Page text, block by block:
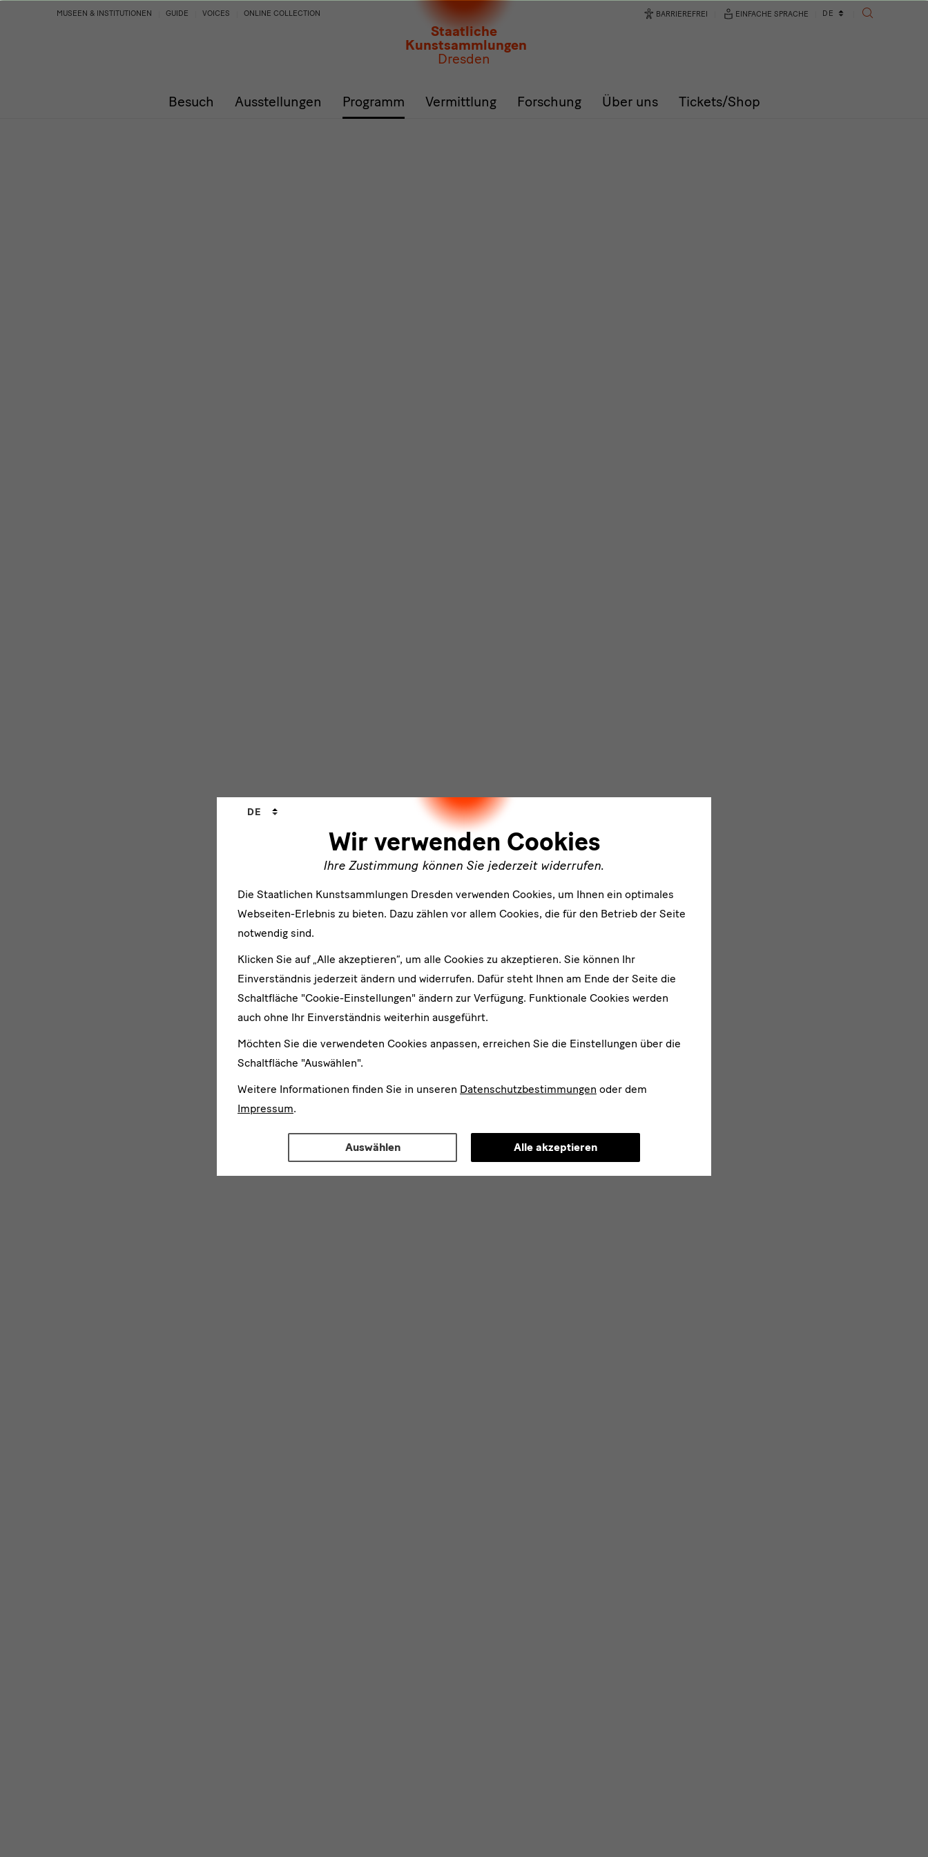
Staatliche
Kunstsammlungen
Dresden
Programm
Besuch Ausstellungen Programm Vermittlung Forschung Über uns Tickets/Shop
MUSEEN & INSTITUTIONEN GUIDE VOICES ONLINE COLLECTION BARRIEREFREI EINFACHE SPRACHE
Sprachwechsler
DE
SUCHE
Wir verwenden Cookies
Ihre Zustimmung können Sie jederzeit widerrufen.
Sprachwechsler
DE
Die Staatlichen Kunstsammlungen Dresden verwenden Cookies, um Ihnen ein optimales
Webseiten-Erlebnis zu bieten. Dazu zählen vor allem Cookies, die für den Betrieb der Seite
notwendig sind.
Klicken Sie auf „Alle akzeptieren“, um alle Cookies zu akzeptieren. Sie können Ihr
Einverständnis jederzeit ändern und widerrufen. Dafür steht Ihnen am Ende der Seite die
Schaltfläche "Cookie-Einstellungen" ändern zur Verfügung. Funktionale Cookies werden
auch ohne Ihr Einverständnis weiterhin ausgeführt.
Möchten Sie die verwendeten Cookies anpassen, erreichen Sie die Einstellungen über die
Schaltfläche "Auswählen".
Weitere Informationen finden Sie in unseren Datenschutzbestimmungen oder dem
Impressum.
Auswählen Alle akzeptieren